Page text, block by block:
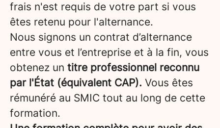
frais n'est requis de votre part si vous
êtes retenu pour l'alternance.
Nous signons un contrat d’alternance
entre vous et l’entreprise et à la fin, vous
obtenez un titre professionnel reconnu
par l'État (équivalent CAP). Vous êtes
rémunéré au SMIC tout au long de cette
formation.